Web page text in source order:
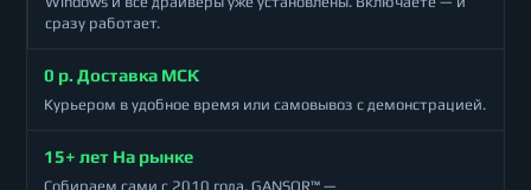
сразу работает.
0 р. Доставка МСК
Курьером в удобное время или самовывоз с демонстрацией.
15+ лет На рынке
Собираем сами с 2010 года. GANSOR™ —